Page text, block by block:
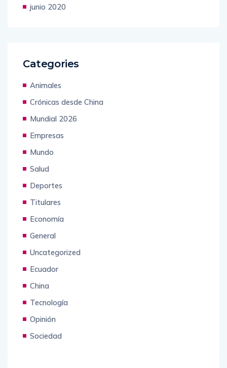
junio 2020
Categories
Animales
Crónicas desde China
Mundial 2026
Empresas
Mundo
Salud
Deportes
Titulares
Economía
General
Uncategorized
Ecuador
China
Tecnología
Opinión
Sociedad